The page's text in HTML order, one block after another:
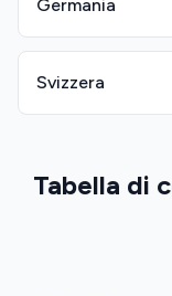
Germania
Svizzera
Tabella di